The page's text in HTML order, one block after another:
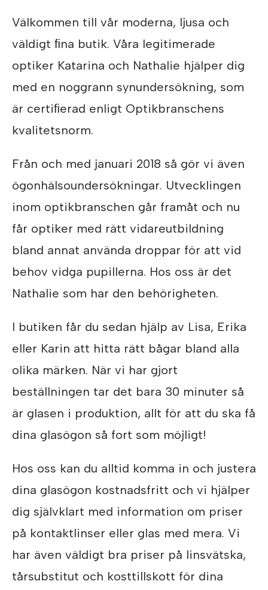
Välkommen till vår moderna, ljusa och
väldigt ﬁna butik. Våra legitimerade
optiker Katarina och Nathalie hjälper dig
med en noggrann synundersökning, som
är certiﬁerad enligt Optikbranschens
kvalitetsnorm.
Från och med januari 2018 så gör vi även
ögonhälsoundersökningar. Utvecklingen
inom optikbranschen går framåt och nu
får optiker med rätt vidareutbildning
bland annat använda droppar för att vid
behov vidga pupillerna. Hos oss är det
Nathalie som har den behörigheten.
I butiken får du sedan hjälp av Lisa, Erika
eller Karin att hitta rätt bågar bland alla
olika märken. När vi har gjort
beställningen tar det bara 30 minuter så
är glasen i produktion, allt för att du ska få
dina glasögon så fort som möjligt!
Hos oss kan du alltid komma in och justera
dina glasögon kostnadsfritt och vi hjälper
dig självklart med information om priser
på kontaktlinser eller glas med mera. Vi
har även väldigt bra priser på linsvätska,
tårsubstitut och kosttillskott för dina